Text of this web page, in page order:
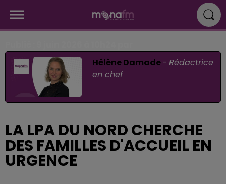
Hélène Damade-Rédactrice
en chef
LA LPA DU NORD CHERCHE
DES FAMILLES D'ACCUEIL EN
URGENCE